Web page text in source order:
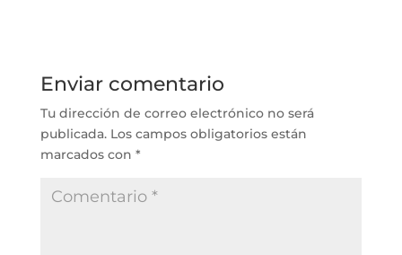
Enviar comentario
Tu dirección de correo electrónico no será
publicada. Los campos obligatorios están
marcados con *